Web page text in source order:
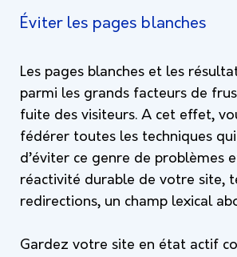
Éviter les pages blanches
Les pages blanches et les
parmi les grands facteurs de
fuite des visiteurs. A cet effet,
fédérer toutes les techniques
d’éviter ce genre de problèmes
réactivité durable de votre site,
redirections, un champ lexical
Gardez votre site en état actif